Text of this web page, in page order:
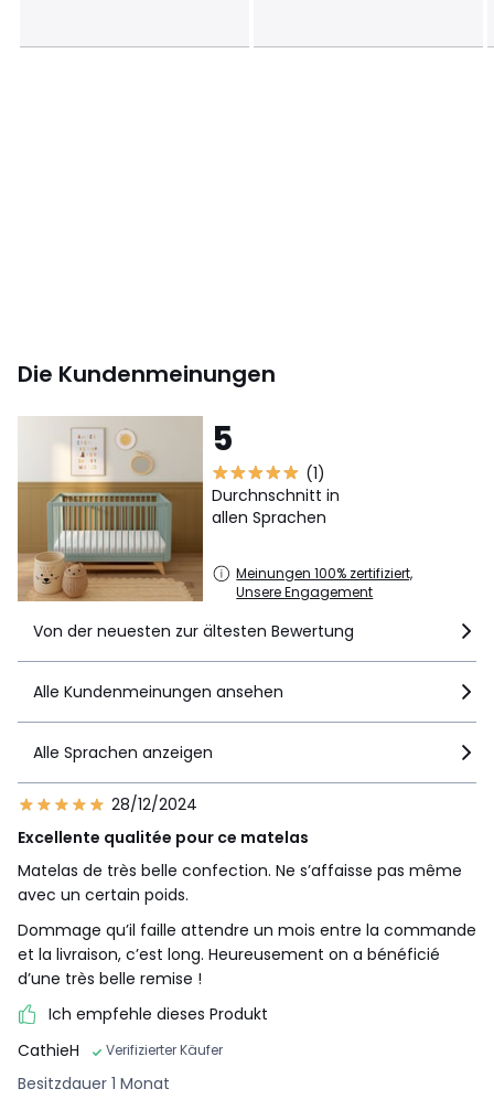
Weiss
60 x 120 cm, 70 x 140 cm
Die Kundenmeinungen
5
(1)
Durchnschnitt in
allen Sprachen
Meinungen 100% zertifiziert,
Unsere Engagement
Von der neuesten zur ältesten Bewertung
Alle Kundenmeinungen ansehen
Alle Sprachen anzeigen
28/12/2024
Excellente qualitée pour ce matelas
Matelas de très belle confection. Ne s’affaisse pas même
avec un certain poids.
Dommage qu’il faille attendre un mois entre la commande
et la livraison, c’est long. Heureusement on a bénéficié
d’une très belle remise !
Ich empfehle dieses Produkt
CathieH
Verifizierter Käufer
Besitzdauer 1 Monat